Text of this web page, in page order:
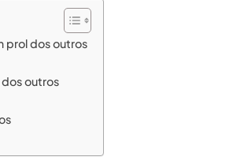
prol dos outros
outros